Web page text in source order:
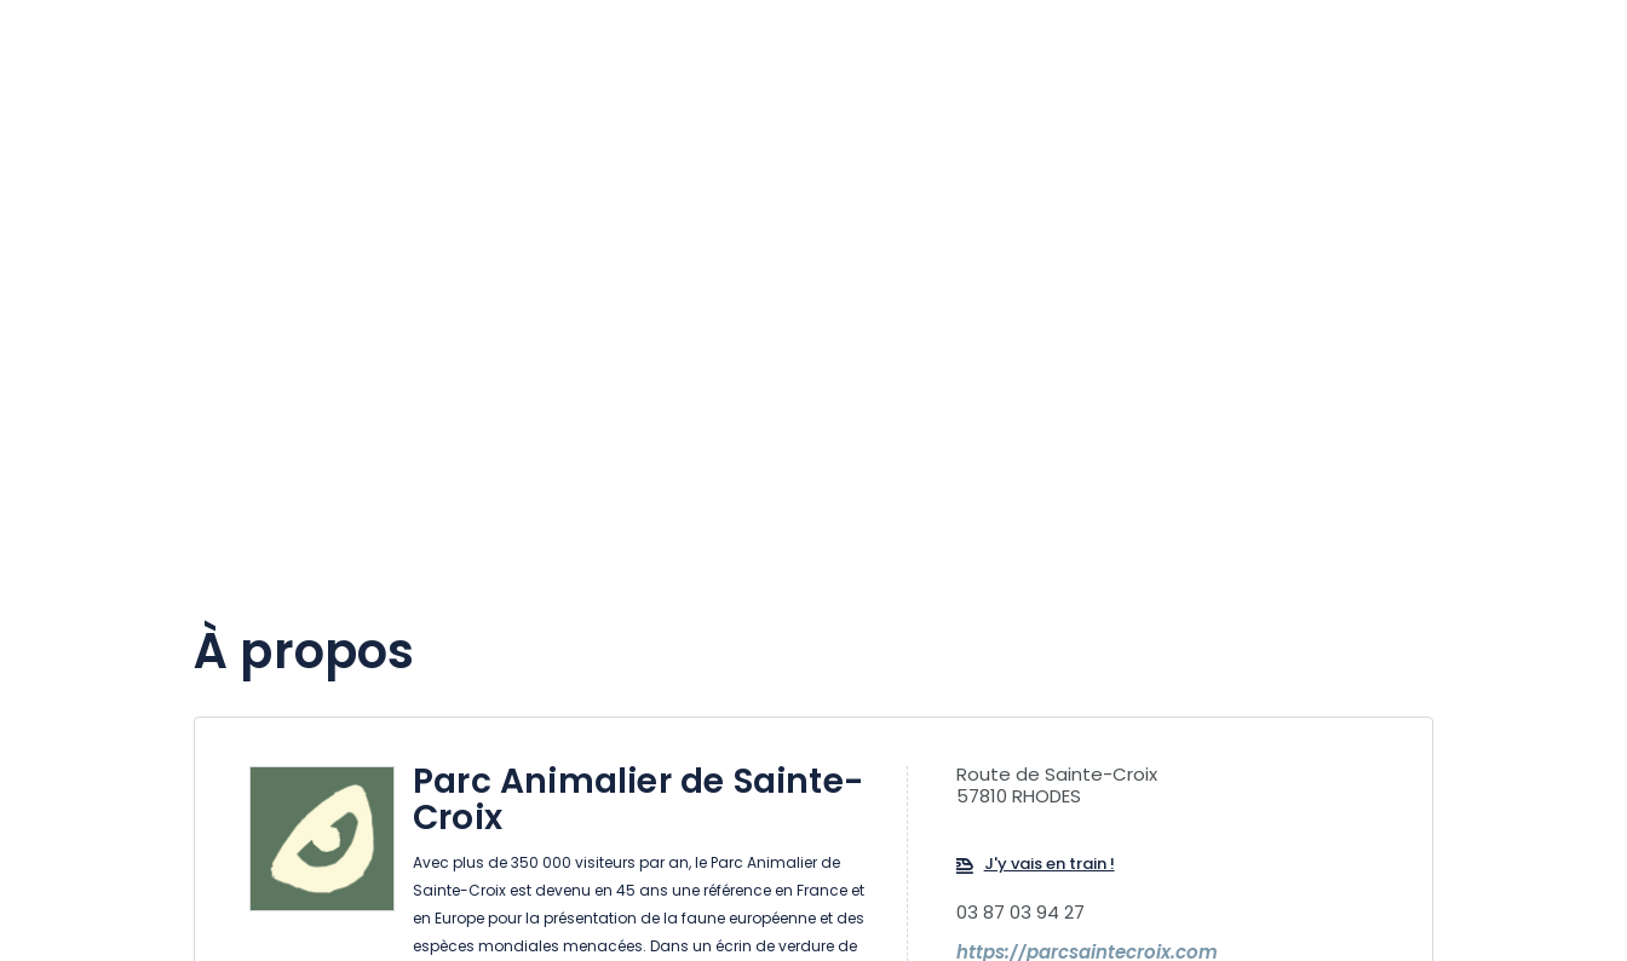
À propos
Parc Animalier de Sainte-
Croix
Avec plus de 350 000 visiteurs par an, le Parc Animalier de
Sainte-Croix est devenu en 45 ans une référence en France et
en Europe pour la présentation de la faune européenne et des
espèces mondiales menacées. Dans un écrin de verdure de
Route de Sainte-Croix
57810 RHODES
J'y vais en train !
03 87 03 94 27
https://parcsaintecroix.com